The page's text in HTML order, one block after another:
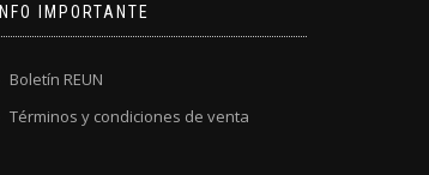
INFO IMPORTANTE
Boletín REUN
Términos y condiciones de venta